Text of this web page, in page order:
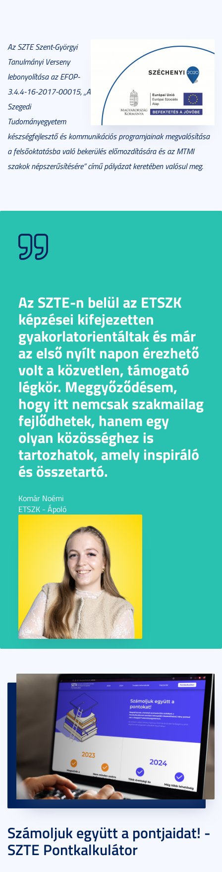
Az SZTE Szent-Györgyi
Tanulmányi Verseny
lebonyolítása az EFOP-
3.4.4-16-2017-00015, „A
Szegedi
Tudományegyetem
készségfejlesztő és kommunikációs programjainak megvalósítása
a felsőoktatásba való bekerülés előmozdítására és az MTMI
szakok népszerűsítésére” című pályázat keretében valósul meg.
Az SZTE-n belül az ETSZK
képzései kifejezetten
gyakorlatorientáltak és már
az első nyílt napon érezhető
volt a közvetlen, támogató
légkör. Meggyőződésem,
hogy itt nemcsak szakmailag
fejlődhetek, hanem egy
olyan közösséghez is
tartozhatok, amely inspiráló
és összetartó.
Komár Noémi
ETSZK - Ápoló
Számoljuk együtt a pontjaidat! -
SZTE Pontkalkulátor